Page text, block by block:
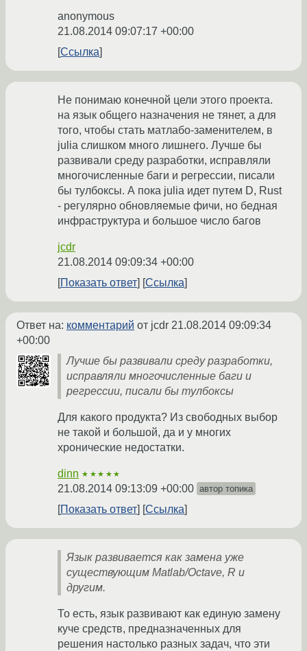
anonymous
21.08.2014 09:07:17 +00:00
Ссылка
Не понимаю конечной цели этого проекта.
на язык общего назначения не тянет, а для
того, чтобы стать матлабо-заменителем, в
julia слишком много лишнего. Лучше бы
развивали среду разработки, исправляли
многочисленные баги и регрессии, писали
бы тулбоксы. А пока julia идет путем D, Rust
- регулярно обновляемые фичи, но бедная
инфраструктура и большое число багов
jcdr
21.08.2014 09:09:34 +00:00
Показать ответ
Ссылка
Ответ на: комментарий от jcdr 21.08.2014 09:09:34
+00:00
Лучше бы развивали среду разработки,
исправляли многочисленные баги и
регрессии, писали бы тулбоксы
Для какого продукта? Из свободных выбор
не такой и большой, да и у многих
хронические недостатки.
dinn ★★★★★
21.08.2014 09:13:09 +00:00 автор топика
Показать ответ Ссылка
Язык развивается как замена уже
существующим Matlab/Octave, R и
другим.
То есть, язык развивают как единую замену
куче средств, предназначенных для
решения настолько разных задач, что эти